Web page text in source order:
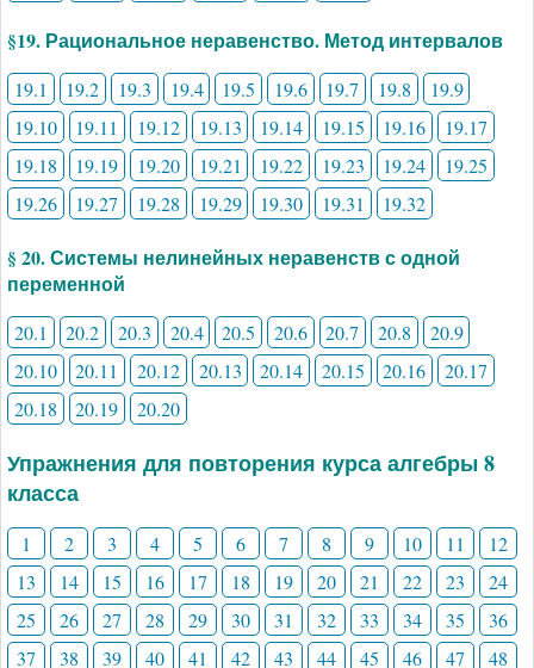
§19. Рациональное неравенство. Метод интервалов
19.1 19.2 19.3 19.4 19.5 19.6 19.7 19.8
19.9
19.10
19.11 19.12 19.13 19.14 19.15 19.16
19.17
19.18
19.19 19.20 19.21 19.22 19.23 19.24
19.25
19.26
19.27 19.28 19.29 19.30 19.31 19.32
§ 20. Системы нелинейных неравенств с одной
переменной
20.1 20.2 20.3 20.4 20.5 20.6 20.7 20.8
20.9
20.10
20.11 20.12 20.13 20.14 20.15 20.16
20.17
20.18
20.19 20.20
Упражнения для повторения курса алгебры 8
класса
1 2 3 4 5 6 7 8 9 10 11
12
13
14 15 16 17 18 19 20 21 22 23
24
25
26 27 28 29 30 31 32 33 34 35
36
37
38 39 40 41 42 43 44 45 46 47 48